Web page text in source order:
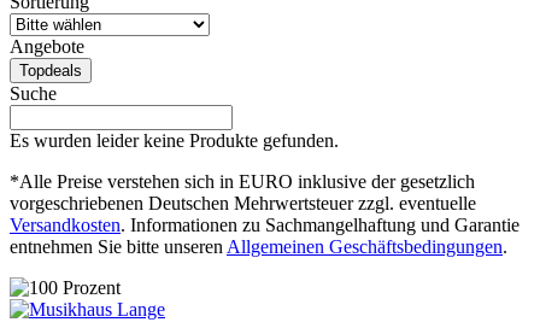
Angebote
Topdeals
Suche
Es wurden leider keine Produkte gefunden.
*Alle Preise verstehen sich in EURO inklusive der gesetzlich
vorgeschriebenen Deutschen Mehrwertsteuer zzgl. eventuelle
Versandkosten. Informationen zu Sachmangelhaftung und Garantie
entnehmen Sie bitte unserenAllgemeinen Geschäftsbedingungen.